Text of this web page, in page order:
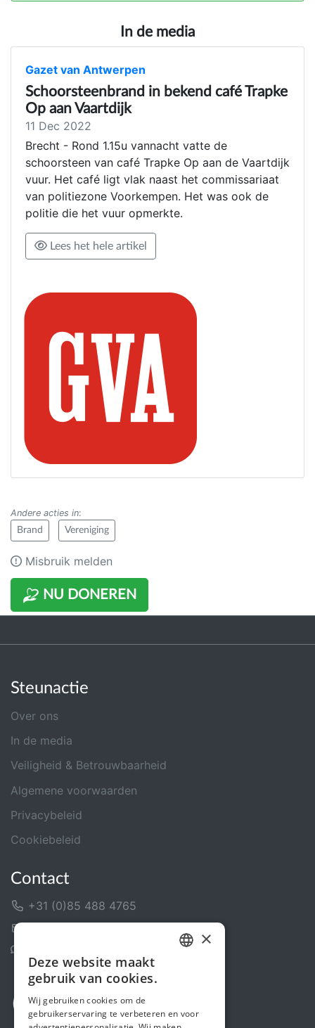
NU DONEREN
In de media
Gazet van Antwerpen
Schoorsteenbrand in bekend café Trapke
Op aan Vaartdijk
11 Dec 2022
Brecht - Rond 1.15u vannacht vatte de
schoorsteen van café Trapke Op aan de Vaartdijk
vuur. Het café ligt vlak naast het commissariaat
van politiezone Voorkempen. Het was ook de
politie die het vuur opmerkte.
Lees het hele artikel
Andere acties in:
Brand Vereniging
Misbruik melden
Steunactie
Over ons
In de media
Veiligheid & Betrouwbaarheid
Algemene voorwaarden
Privacybeleid
Cookiebeleid
Contact
+31 (0)85 488 4765
ENGLISH
×
Deze website maakt
gebruik van cookies.
Wij gebruiken cookies om de
gebruikerservaring te verbeteren en voor